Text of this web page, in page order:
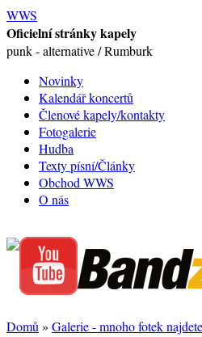
WWS
Oficielní stránky kapely
punk - alternative / Rumburk
Novinky
Kalendář koncertů
Členové kapely/kontakty
Fotogalerie
Hudba
Texty písní/Články
Obchod WWS
O nás
Domů » Galerie - mnoho fotek